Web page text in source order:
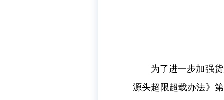
为了进一步加强
源头超限超载办法》